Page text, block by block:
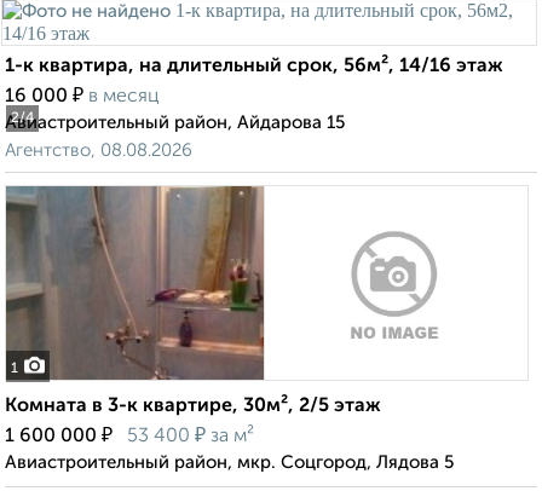
2/4
1-к квартира, на длительный срок, 56м², 14/16 этаж
16 000 ₽ в месяц
Авиастроительный район, Айдарова 15
Агентство, 08.08.2026
1
Комната в 3-к квартире, 30м², 2/5 этаж
1 600 000 ₽ 53 400 ₽ за м²
Авиастроительный район, мкр. Соцгород, Лядова 5